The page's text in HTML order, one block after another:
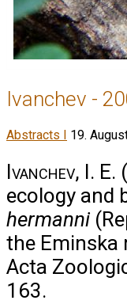
Ivanchev -
Abstracts I 19.
Ivanchev, I. E.
ecology and
hermanni
the Eminska
Acta
163.